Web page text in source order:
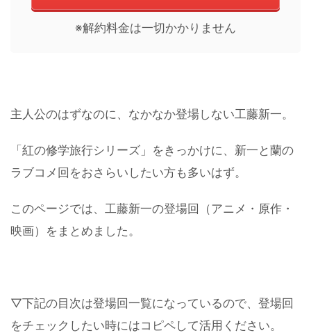
※解約料金は一切かかりません
主人公のはずなのに、なかなか登場しない工藤新一。
「紅の修学旅行シリーズ」をきっかけに、新一と蘭の
ラブコメ回をおさらいしたい方も多いはず。
このページでは、工藤新一の登場回（アニメ・原作・
映画）をまとめました。
▽下記の目次は登場回一覧になっているので、登場回
をチェックしたい時にはコピペして活用ください。